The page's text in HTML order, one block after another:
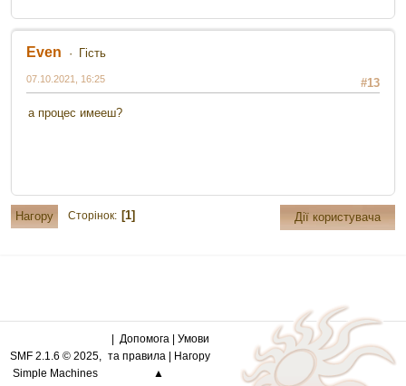
Even Гість
#13
07.10.2021, 16:25
а процес имееш?
Нагору Сторінок 1 Дії користувача
Допомога |Умови
та правила|
Нагору
▲
SMF 2.1.6 © 2025,
Simple Machines